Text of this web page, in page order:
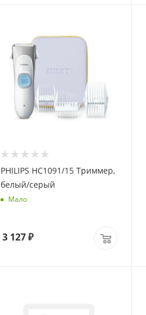
PHILIPS HC1091/15 Триммер,
белый/серый
Мало
3 127₽